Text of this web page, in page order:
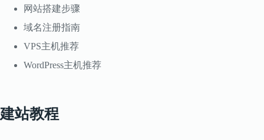
网站搭建步骤
域名注册指南
VPS主机推荐
WordPress主机推荐
建站教程